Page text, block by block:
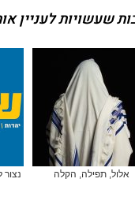
שעשויות לעניין
אלול, תפילה, הקלה